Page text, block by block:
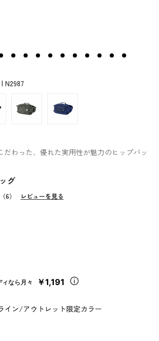
だわった、優れた実用性が魅力のヒップバッ
グ
（6） レビューを見る
ィなら月々 ￥1,191
イン/アウトレット限定カラー
N2987